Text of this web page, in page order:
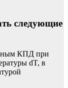
следующие
КПД при
dT, в